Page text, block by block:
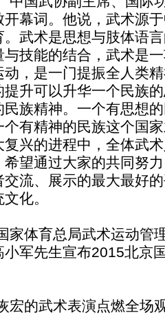
幕词。他说，武术源
武术是思想与肢体语
技能的结合，武术是
，是一门提振全人类
升可以升华一个民族
族精神。一个有思想
有精神的民族这个国
兴的进程中，全体武
望通过大家的共同努
流、展示的最大最好
化。
家体育总局武术运动管
军先生宣布2015北京
宏的武术表演点燃全场